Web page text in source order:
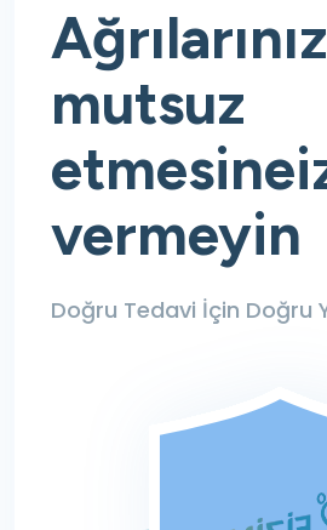
mutsuz
etmesine
vermeyin
Doğru Tedavi İçin Doğru